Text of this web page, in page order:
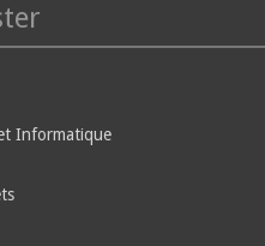
Informatique